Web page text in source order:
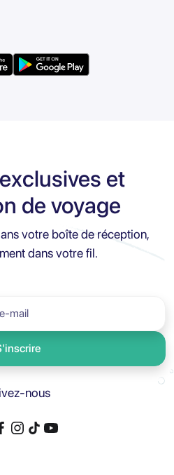
et
de voyage
votre boîte de réception,
dans votre fil.
nous